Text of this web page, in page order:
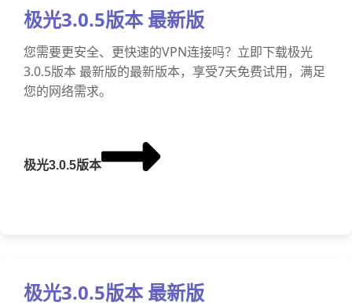
极光3.0.5版本 最新版
您需要更安全、更快速的VPN连接吗？立即下载极光
3.0.5版本 最新版的最新版本，享受7天免费试用，满足
您的网络需求。
极光3.0.5版本
极光3.0.5版本 最新版